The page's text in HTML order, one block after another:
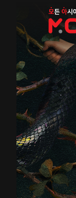
MOA